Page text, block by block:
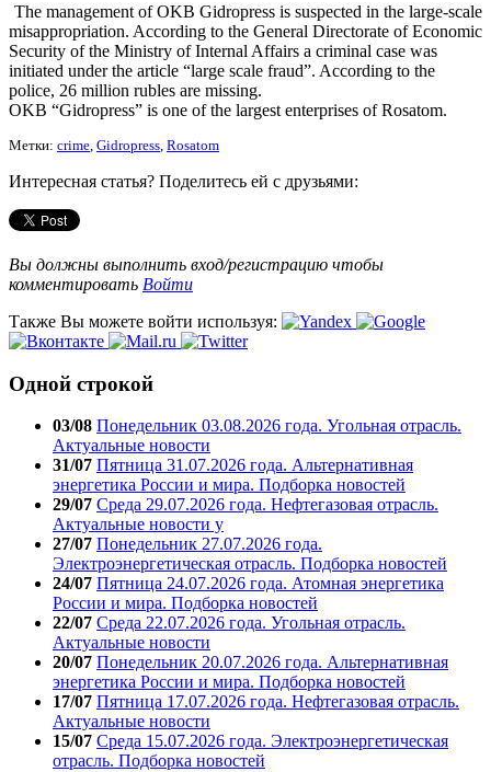
The management of OKB Gidropress is suspected in the large-scale
misappropriation. According to the General Directorate of Economic
Security of the Ministry of Internal Affairs a criminal case was
initiated under the article “large scale fraud”. According to the
police, 26 million rubles are missing.
OKB “Gidropress” is one of the largest enterprises of Rosatom.
Метки: crime, Gidropress, Rosatom
Интересная статья? Поделитесь ей с друзьями:
Вы должны выполнить вход/регистрацию чтобы
комментировать Войти
Также Вы можете войти используя:
Одной строкой
03/08 Понедельник 03.08.2026 года. Угольная отрасль.
Актуальные новости
31/07 Пятница 31.07.2026 года. Альтернативная
энергетика России и мира. Подборка новостей
29/07 Среда 29.07.2026 года. Нефтегазовая отрасль.
Актуальные новости у
27/07 Понедельник 27.07.2026 года.
Электроэнергетическая отрасль. Подборка новостей
24/07 Пятница 24.07.2026 года. Атомная энергетика
России и мира. Подборка новостей
22/07 Среда 22.07.2026 года. Угольная отрасль.
Актуальные новости
20/07 Понедельник 20.07.2026 года. Альтернативная
энергетика России и мира. Подборка новостей
17/07 Пятница 17.07.2026 года. Нефтегазовая отрасль.
Актуальные новости
15/07 Среда 15.07.2026 года. Электроэнергетическая
отрасль. Подборка новостей